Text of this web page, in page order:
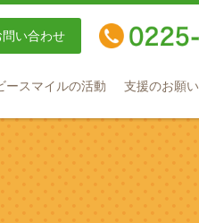
問い合わせ
ースマイルの活動 支援のお願い